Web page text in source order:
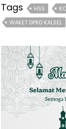
Tags HSS
WAKET DPRD KALSEL